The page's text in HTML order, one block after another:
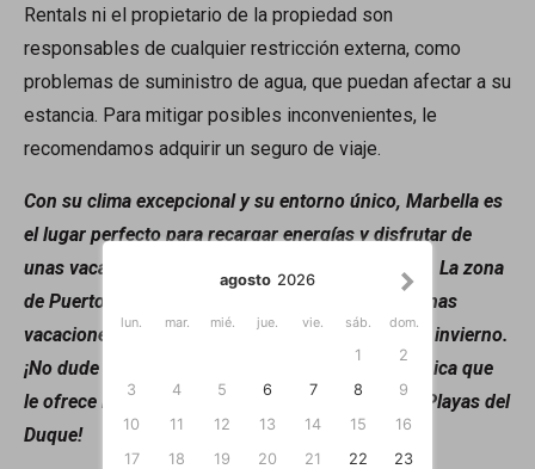
Rentals ni el propietario de la propiedad son
responsables de cualquier restricción externa, como
problemas de suministro de agua, que puedan afectar a su
estancia. Para mitigar posibles inconvenientes, le
recomendamos adquirir un seguro de viaje.
Con su clima excepcional y su entorno único, Marbella es
el lugar perfecto para recargar energías y disfrutar de
unas vacaciones inolvidables en el Mediterráneo. La zona
de Puerto Banús ofrece todo lo necesario para unas
vacaciones de ensueño tanto en verano como en invierno.
¡No dude en venir a disfrutar de la experiencia única que
le ofrece Banus Rentals en este apartamento en Playas del
Duque!
agosto 2026
lun. mar. mié. jue. vie. sáb. dom.
1
2
3
4 5 6 7 8
9
10
11 12 13 14 15
16
17
18 19 20 21 22
23